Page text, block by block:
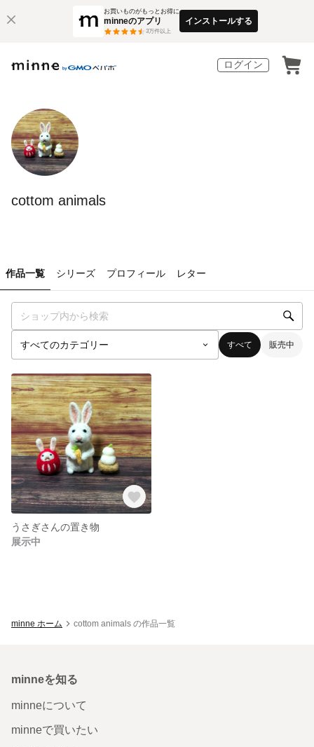
お買いものがもっとお得に
minneのアプリ
3万件以上
インストールする
ログイン
cottom animals
作品一覧 シリーズ プロフィール レター
すべて 販売中
うさぎさんの置き物
展示中
minne ホーム cottom animals の作品一覧
minneを知る
minneについて
minneで買いたい